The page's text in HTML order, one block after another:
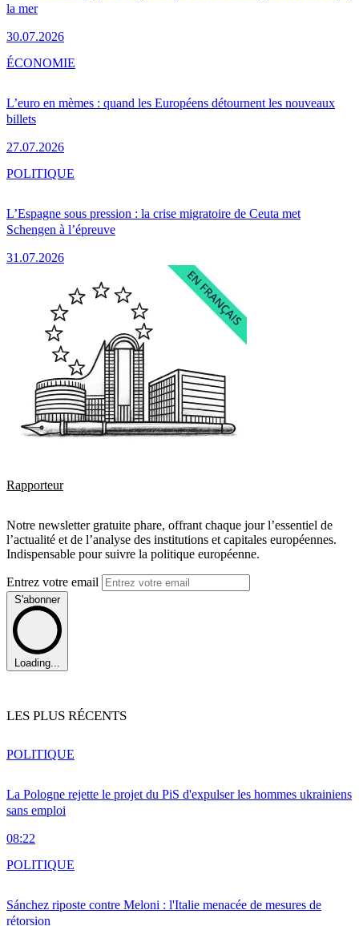
la mer
30.07.2026
L’euro en mèmes : quand les Européens détournent les nouveaux
billets
27.07.2026
ÉCONOMIE
L’Espagne sous pression : la crise migratoire de Ceuta met
Schengen à l’épreuve
31.07.2026
POLITIQUE
Rapporteur
Notre newsletter gratuite phare, offrant chaque jour l’essentiel de
l’actualité et de l’analyse des institutions et capitales européennes.
Indispensable pour suivre la politique européenne.
Entrez votre email
S'abonner
Loading...
LES PLUS RÉCENTS
La Pologne rejette le projet du PiS d'expulser les hommes ukrainiens
sans emploi
08:22
POLITIQUE
Sánchez riposte contre Meloni : l'Italie menacée de mesures de
rétorsion
POLITIQUE